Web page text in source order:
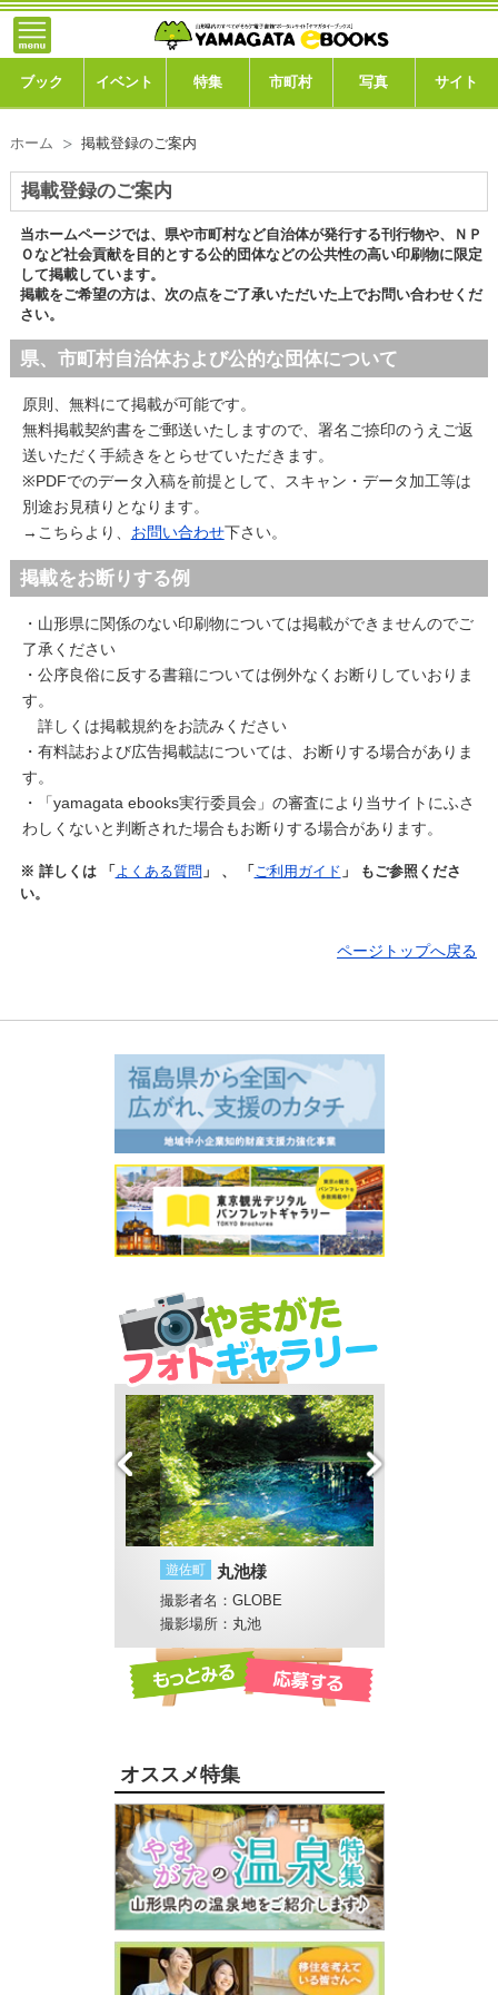
ブック イベント 特集 市町村 写真 サイト
ホーム 掲載登録のご案内
掲載登録のご案内
当ホームページでは、県や市町村など自治体が発行する刊行物や、ＮＰ
Ｏなど社会貢献を目的とする公的団体などの公共性の高い印刷物に限定
して掲載しています。
掲載をご希望の方は、次の点をご了承いただいた上でお問い合わせくだ
さい。
県、市町村自治体および公的な団体について
原則、無料にて掲載が可能です。
無料掲載契約書をご郵送いたしますので、署名ご捺印のうえご返
送いただく手続きをとらせていただきます。
※PDFでのデータ入稿を前提として、スキャン・データ加工等は
別途お見積りとなります。
→こちらより、 お問い合わせ下さい。
掲載をお断りする例
・山形県に関係のない印刷物については掲載ができませんのでご
了承ください
・公序良俗に反する書籍については例外なくお断りしていおりま
す。
詳しくは掲載規約をお読みください
・有料誌および広告掲載誌については、お断りする場合がありま
す。
・「yamagata ebooks実行委員会」の審査により当サイトにふさ
わしくないと判断された場合もお断りする場合があります。
※ 詳しくは 「 よくある質問 」 、 「 ご利用ガイド 」 もご参照くださ
い。
ページトップへ戻る
遊佐町 丸池様
撮影者名：GLOBE
撮影場所：丸池
オススメ特集
トップ
ブック
特集
市町村
写真ギャラリー
ご利用ガイド
よくある質問
サイトマップ
お問い合わせ
掲載の方法
掲載規約
個人情報保護方針
動作環境